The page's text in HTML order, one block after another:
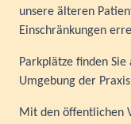
unsere älteren
Einschränkungen
Parkplätze finden
Umgebung der
Mit den öffentlichen